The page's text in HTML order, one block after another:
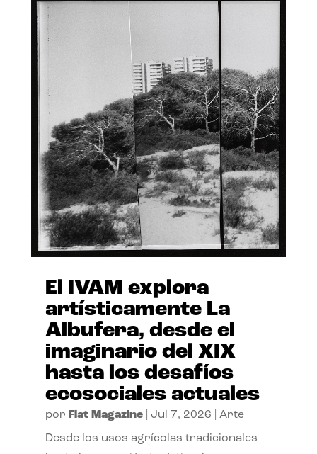
El IVAM explora
artísticamente La
Albufera, desde el
imaginario del XIX
hasta los desafíos
ecosociales actuales
por Flat Magazine| Jul 7, 2026 Arte
Desde los usos agrícolas tradicionales